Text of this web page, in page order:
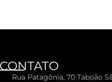
CONTATO
Rua Patagônia, 70 Taboão